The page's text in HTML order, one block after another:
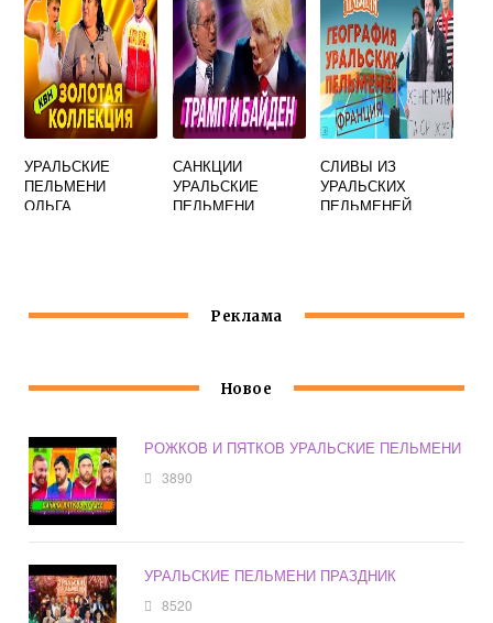
УРАЛЬСКИЕ
ПЕЛЬМЕНИ
ОЛЬГА
САНКЦИИ
УРАЛЬСКИЕ
ПЕЛЬМЕНИ
СЛИВЫ ИЗ
УРАЛЬСКИХ
ПЕЛЬМЕНЕЙ
Реклама
Новое
РОЖКОВ И ПЯТКОВ УРАЛЬСКИЕ ПЕЛЬМЕНИ
3890
УРАЛЬСКИЕ ПЕЛЬМЕНИ ПРАЗДНИК
8520